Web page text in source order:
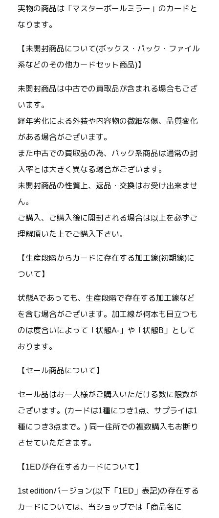
実物の商品は「マスターボールミラー」のカードと
なります。
【未開封商品について(ボックス・パック・ファイル
系などのその他カードセット商品)】
未開封商品は中古での買取品が含まれる場合もござ
います。
経年劣化による外装や内容物の微細な傷、品質変化
がある場合がございます。
また中古での買取品の為、パック系商品は通常の封
入率とは大きく異なる場合がございます。
未開封商品の性質上、返品・交換はお受け出来ませ
ん。
ご購入、ご購入後に開封される場合は以上を必ずご
理解頂いた上でご購入下さい。
【生産段階からカードに存在する加工線(初期線)に
ついて】
状態Aであっても、生産段階で存在する加工線など
を含む場合がございます。加工線が何本も目立つも
のは度合いによって「状態A-」や「状態B」として
おります。
【セール商品について】
セール品はお一人様がご購入いただける数に限数が
ございます。(カードは1種につき1点、サプライは1
種につき3点まで。) 同一住所での複数購入もお断り
させていただきます。
【1EDが存在するカードについて】
1st editionバージョン(以下「1ED」表記)の存在する
カードについては、当ショップでは「商品名に